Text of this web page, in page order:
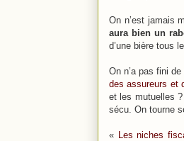
On n’est jamais
aura bien un
d’une bière tous
On n’a pas fini
des assureurs et
et les mutuelles
sécu. On tourne
« Les niches